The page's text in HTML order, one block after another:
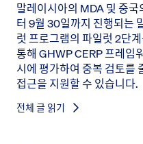
말레이시아의 MDA 및 중
터 9월 30일까지 진행되는
럿 프로그램의 파일럿 2단
통해 GHWP CERP 프레임
시에 평가하여 중복 검토를
접근을 지원할 수 있습니다.
전체 글 읽기